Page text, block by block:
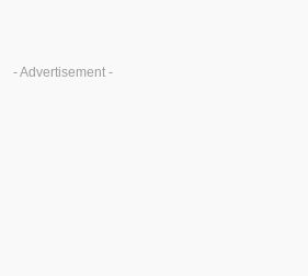
- Advertisement -